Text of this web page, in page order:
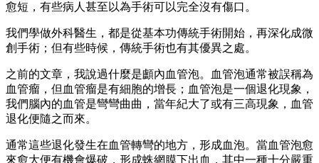
愈短，有些病人甚至以為手術可以完全沒有傷口。
我們學做外科醫生，都是從基本功傳統手術開始，再深化成微
創手術；但有些時候，傳統手術也有其優異之處。
之前的文章，我說過什麼是顱內血管泡。血管泡通常被誤稱為
血管瘤，但血管瘤是有細胞的增長；血管泡是一個退化現象，
我們腦內的血管是彎彎曲曲，當年紀大了或有三高現象，血管
退化便隨之而來。
通常這些退化發生在血管轉彎的地方，形成血泡。當血管泡愈
來愈大便有機會爆破，形成蛛網膜下出血，其中一種十分嚴重